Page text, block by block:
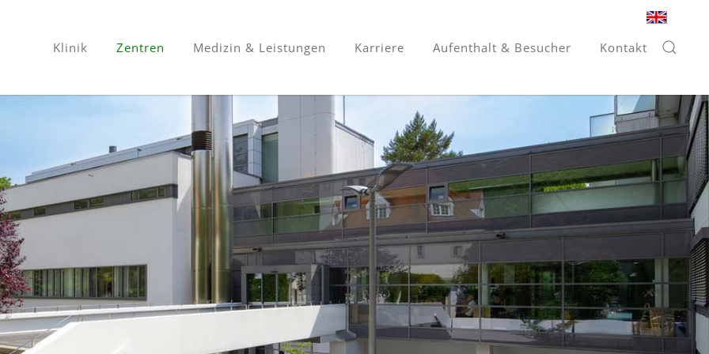
Klinik Zentren Medizin & Leistungen Karriere Aufenthalt & Besucher Kontakt